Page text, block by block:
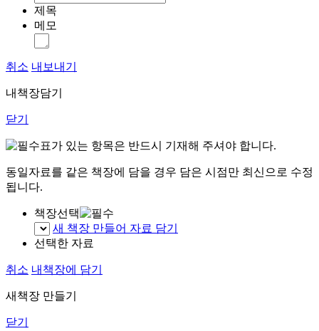
제목
메모
취소 내보내기
내책장담기
닫기
표가 있는 항목은 반드시 기재해 주셔야 합니다.
동일자료를 같은 책장에 담을 경우 담은 시점만 최신으로 수정
됩니다.
책장선택
새 책장 만들어 자료 담기
선택한 자료
취소 내책장에 담기
새책장 만들기
닫기